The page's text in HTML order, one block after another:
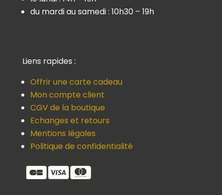
du mardi au samedi : 10h30 – 19h
Liens rapides :
Offrir une carte cadeau
Mon compte client
CGV de la boutique
Echanges et retours
Mentions légales
Politique de confidentialité